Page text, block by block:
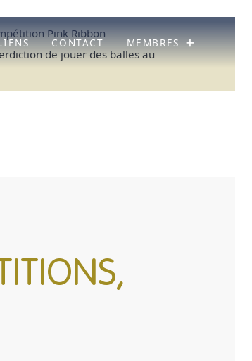
CONTACT MEMBRES
Pink Ribbon
de jouer des balles au